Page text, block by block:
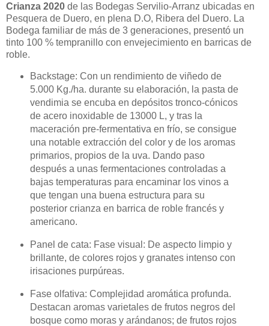
Crianza 2020 de las Bodegas Servilio-Arranz ubicadas en
Pesquera de Duero, en plena D.O, Ribera del Duero. La
Bodega familiar de más de 3 generaciones, presentó un
tinto 100 % tempranillo con envejecimiento en barricas de
roble.
Backstage: Con un rendimiento de viñedo de
5.000 Kg./ha. durante su elaboración, la pasta de
vendimia se encuba en depósitos tronco-cónicos
de acero inoxidable de 13000 L, y tras la
maceración pre-fermentativa en frío, se consigue
una notable extracción del color y de los aromas
primarios, propios de la uva. Dando paso
después a unas fermentaciones controladas a
bajas temperaturas para encaminar los vinos a
que tengan una buena estructura para su
posterior crianza en barrica de roble francés y
americano.
Panel de cata: Fase visual: De aspecto limpio y
brillante, de colores rojos y granates intenso con
irisaciones purpúreas.
Fase olfativa: Complejidad aromática profunda.
Destacan aromas varietales de frutos negros del
bosque como moras y arándanos; de frutos rojos